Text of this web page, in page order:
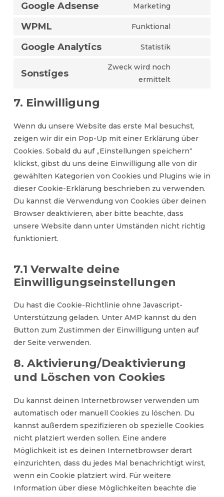
Google Adsense Marketing
WPML Funktional
Google Analytics Statistik
Sonstiges
Zweck wird noch
ermittelt
7. Einwilligung
Wenn du unsere Website das erste Mal besuchst,
zeigen wir dir ein Pop-Up mit einer Erklärung über
Cookies. Sobald du auf „Einstellungen speichern“
klickst, gibst du uns deine Einwilligung alle von dir
gewählten Kategorien von Cookies und Plugins wie in
dieser Cookie-Erklärung beschrieben zu verwenden.
Du kannst die Verwendung von Cookies über deinen
Browser deaktivieren, aber bitte beachte, dass
unsere Website dann unter Umständen nicht richtig
funktioniert.
7.1 Verwalte deine
Einwilligungseinstellungen
Du hast die Cookie-Richtlinie ohne Javascript-
Unterstützung geladen. Unter AMP kannst du den
Button zum Zustimmen der Einwilligung unten auf
der Seite verwenden.
8. Aktivierung/Deaktivierung
und Löschen von Cookies
Du kannst deinen Internetbrowser verwenden um
automatisch oder manuell Cookies zu löschen. Du
kannst außerdem spezifizieren ob spezielle Cookies
nicht platziert werden sollen. Eine andere
Möglichkeit ist es deinen Internetbrowser derart
einzurichten, dass du jedes Mal benachrichtigt wirst,
wenn ein Cookie platziert wird. Für weitere
Information über diese Möglichkeiten beachte die